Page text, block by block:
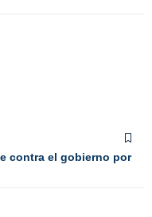
contra el gobierno por